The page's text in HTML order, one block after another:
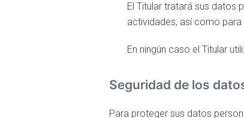
El Titular tratará sus datos
actividades, así como
En ningún caso el Titular
Seguridad de los
Para proteger sus datos